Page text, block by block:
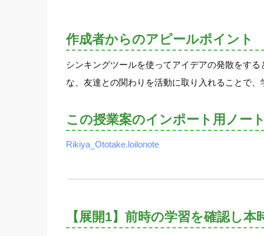
作成者からのアピールポイント
シンキングツールを使ってアイデアの発散をす
な、友達との関わりを活動に取り入れることで
この授業案のインポート用ノー
Rikiya_Ototake.loilonote
【展開1】前時の学習を確認し